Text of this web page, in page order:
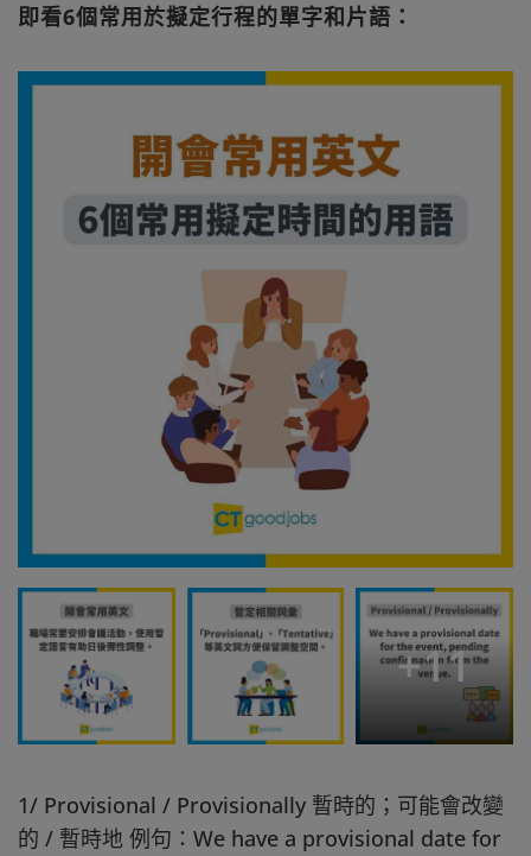
即看6個常用於擬定行程的單字和片語：
+11
1/ Provisional / Provisionally 暫時的；可能會改變
的 / 暫時地 例句：We have a provisional date for